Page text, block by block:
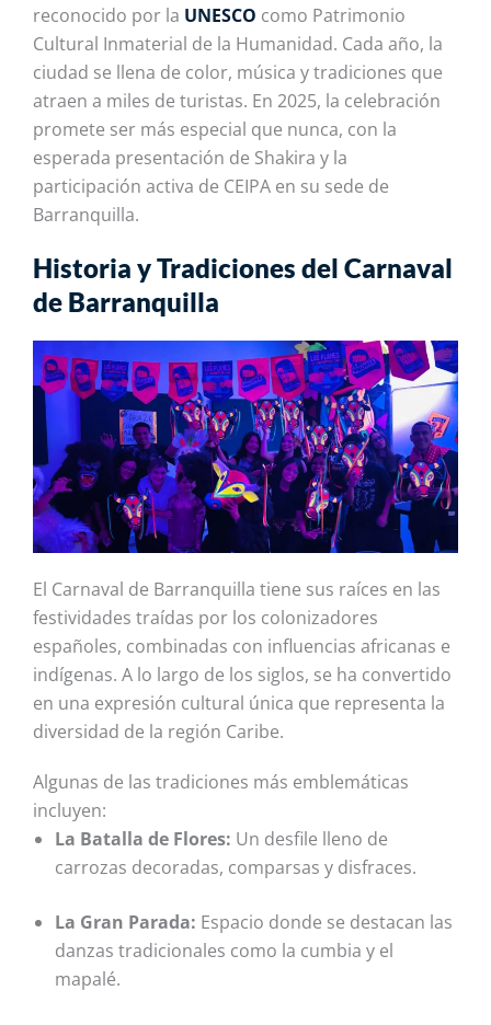
reconocido por la UNESCO como Patrimonio
Cultural Inmaterial de la Humanidad. Cada año, la
ciudad se llena de color, música y tradiciones que
atraen a miles de turistas. En 2025, la celebración
promete ser más especial que nunca, con la
esperada presentación de Shakira y la
participación activa de CEIPA en su sede de
Barranquilla.
Historia y Tradiciones del Carnaval
de Barranquilla
El Carnaval de Barranquilla tiene sus raíces en las
festividades traídas por los colonizadores
españoles, combinadas con influencias africanas e
indígenas. A lo largo de los siglos, se ha convertido
en una expresión cultural única que representa la
diversidad de la región Caribe.
Algunas de las tradiciones más emblemáticas
incluyen:
La Batalla de Flores: Un desfile lleno de
carrozas decoradas, comparsas y disfraces.
La Gran Parada: Espacio donde se destacan las
danzas tradicionales como la cumbia y el
mapalé.